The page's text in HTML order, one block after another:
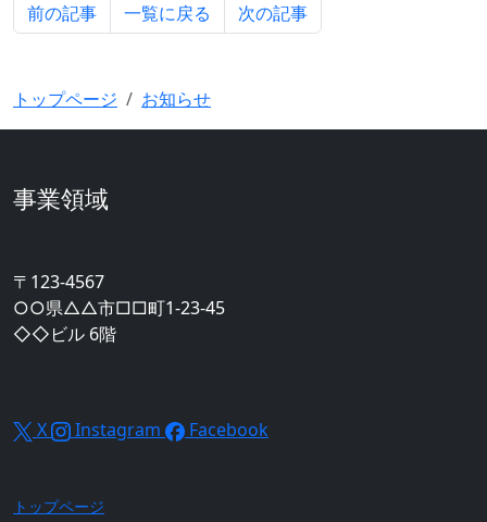
前の記事 一覧に戻る 次の記事
トップページ お知らせ
建物本体の工事費以外に、どのような費用が必要になりま
事業領域
〒123-4567
○○県△△市□□町1-23-45
◇◇ビル 6階
X Instagram Facebook
トップページ